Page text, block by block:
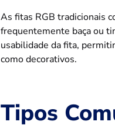
As fitas RGB tradicionais
frequentemente baça ou
usabilidade da fita,
como decorativos.
Tipos